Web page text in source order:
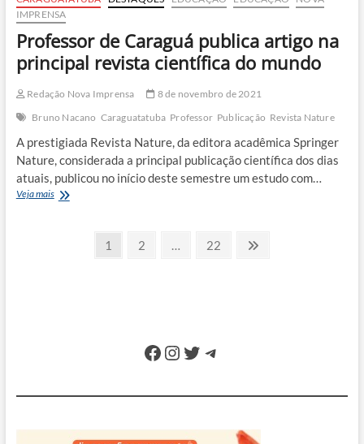
IMPRENSA
Professor de Caraguá publica artigo na
principal revista científica do mundo
Redação Nova Imprensa
8 de novembro de 2021
Bruno Nacano Caraguatatuba Professor Publicação Revista Nature
A prestigiada Revista Nature, da editora acadêmica Springer
Nature, considerada a principal publicação científica dos dias
atuais, publicou no início deste semestre um estudo com…
Veja maisProfessor
PaginaçãoPage
1 Page
2 … Page
22
Next
Facebook
Instagram
Twitter
Telegram